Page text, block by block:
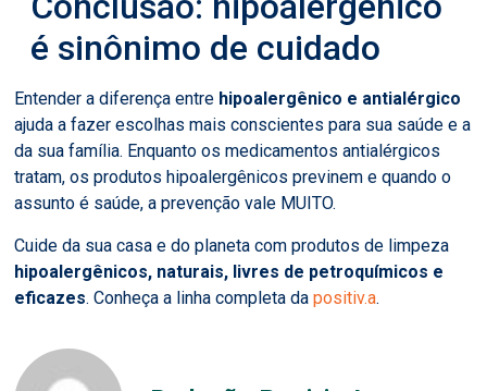
é sinônimo de cuidado
Entender a diferença entre hipoalergênico e antialérgico
ajuda a fazer escolhas mais conscientes para sua saúde e a
da sua família. Enquanto os medicamentos antialérgicos
tratam, os produtos hipoalergênicos previnem e quando o
assunto é saúde, a prevenção vale MUITO.
Cuide da sua casa e do planeta com produtos de limpeza
hipoalergênicos, naturais, livres de petroquímicos e
eficazes. Conheça a linha completa dapositiv.a.